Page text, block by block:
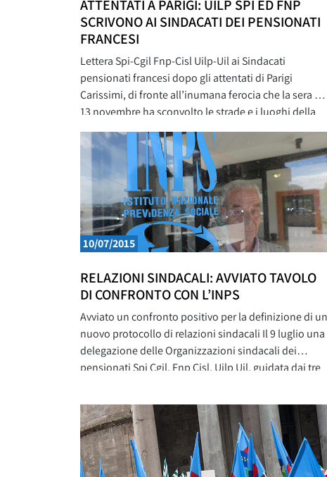
ATTENTATI A PARIGI: UILP SPI ED FNP
SCRIVONO AI SINDACATI DEI PENSIONATI
FRANCESI
Lettera Spi-Cgil Fnp-Cisl Uilp-Uil ai Sindacati
pensionati francesi dopo gli attentati di Parigi
Carissimi, di fronte all’inumana ferocia che la sera del
13 novembre ha sconvolto le strade e i luoghi della
socialità di Parigi, vogliamo esprimervi il nostro più
sincero cordoglio e la più forte solidarietà. Non c’è
nessun alibi civile o religioso, nessuna
10/07/2015
RELAZIONI SINDACALI: AVVIATO TAVOLO
DI CONFRONTO CON L’INPS
Avviato un confronto positivo per la definizione di un
nuovo protocollo di relazioni sindacali Il 9 luglio una
delegazione delle Organizzazioni sindacali dei
pensionati Spi Cgil, Fnp Cisl, Uilp Uil, guidata dai tre
Romano Bellissima, si è incontrata con il Presidente
dell’Inps Tito Boeri. È stato un incontro